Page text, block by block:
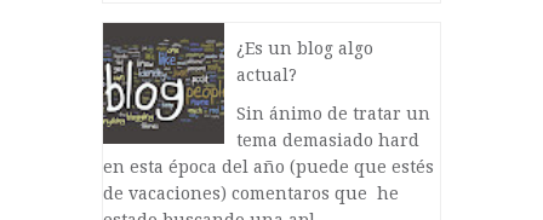
¿Es un blog algo
actual?
Sin ánimo de tratar un
tema demasiado hard
en esta época del año (puede que estés
de vacaciones) comentaros que he